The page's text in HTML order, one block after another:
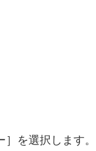
を選択します。